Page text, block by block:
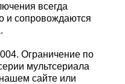
всегда
и сопровождаются
Ограничение по
мультсериала
сайте или